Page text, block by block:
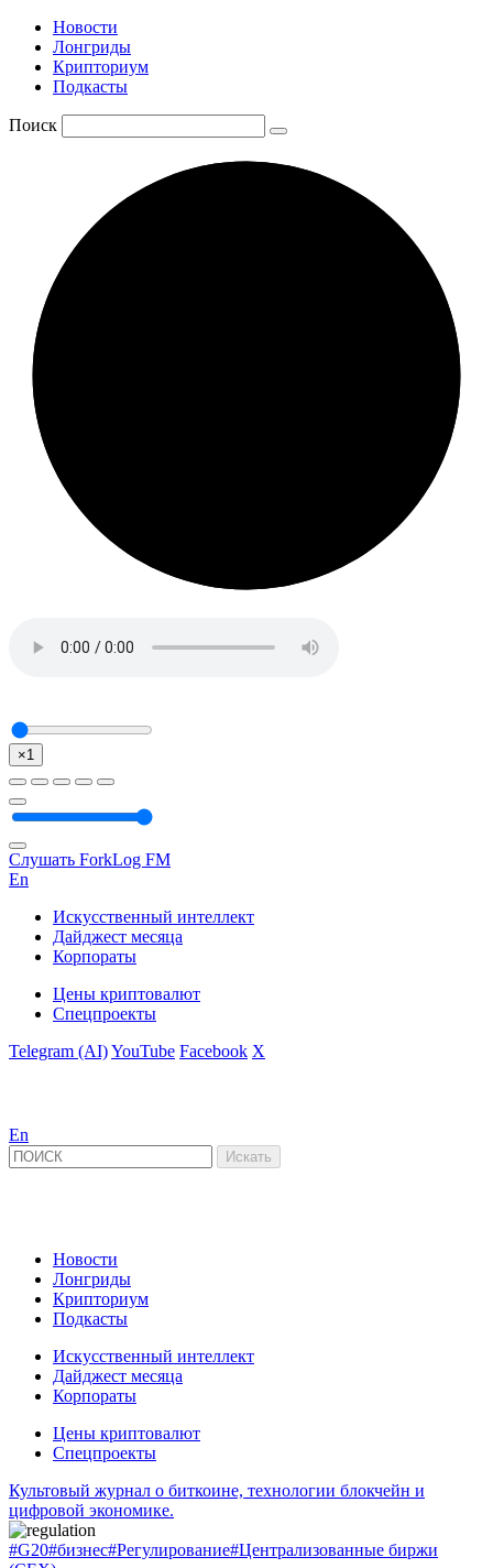
Новости
Лонгриды
Крипториум
Подкасты
Поиск
×1
Слушать ForkLog FM
En
Искусственный интеллект
Дайджест месяца
Корпораты
Цены криптовалют
Спецпроекты
Telegram (AI)YouTube Facebook X
En
Новости
Лонгриды
Крипториум
Подкасты
Искусственный интеллект
Дайджест месяца
Корпораты
Цены криптовалют
Спецпроекты
Культовый журнал о биткоине, технологии блокчейн и
цифровой экономике.
#G20#бизнес#Регулирование#Централизованные биржи